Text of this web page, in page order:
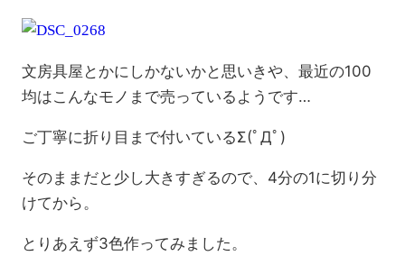
文房具屋とかにしかないかと思いきや、最近の100
均はこんなモノまで売っているようです…
ご丁寧に折り目まで付いているΣ(ﾟДﾟ)
そのままだと少し大きすぎるので、4分の1に切り分
けてから。
とりあえず3色作ってみました。